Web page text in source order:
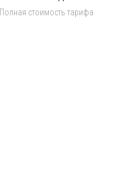
Полная стоимость тарифа